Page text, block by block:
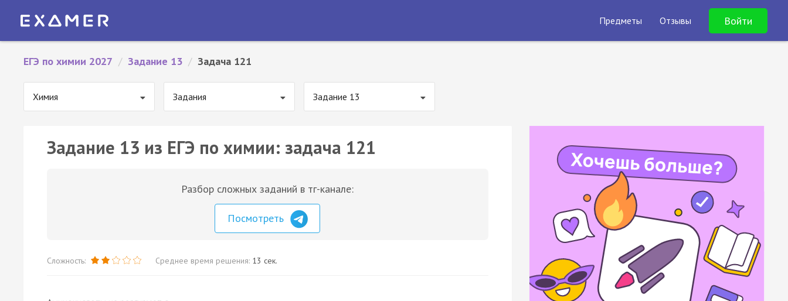
Предметы Отзывы Войти
ЕГЭ по химии 2027 / Задание 13 / Задача 121
Химия Задания Задание 13
Задание 13 из ЕГЭ по химии: задача 121
Разбор сложных заданий в тг-канале:
Посмотреть
Сложность: Среднее время решения: 13 сек.